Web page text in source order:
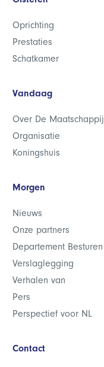
Oprichting
Prestaties
Schatkamer
Vandaag
Over De Maatschappij
Organisatie
Koningshuis
Morgen
Nieuws
Onze partners
Departement Besturen
Verslaglegging
Verhalen van
Pers
Perspectief voor NL
Contact